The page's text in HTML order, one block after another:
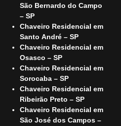
São Bernardo do Campo
– SP
Chaveiro Residencial em
Santo André – SP
Chaveiro Residencial em
Osasco – SP
Chaveiro Residencial em
Sorocaba – SP
Chaveiro Residencial em
Ribeirão Preto – SP
Chaveiro Residencial em
São José dos Campos –